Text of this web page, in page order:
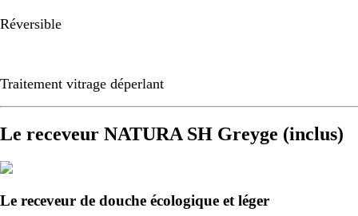
Réversible
Traitement vitrage déperlant
Le receveur NATURA SH Greyge (inclus)
Le receveur de douche écologique et léger